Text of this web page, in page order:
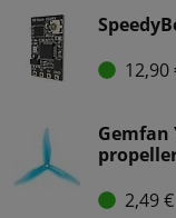
12,90
Gemfan
propeller
2,49